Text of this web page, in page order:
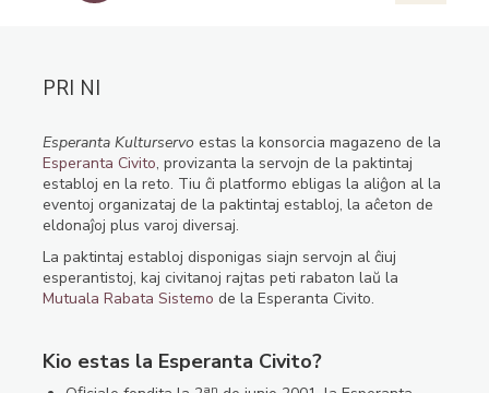
PRI NI
Esperanta Kulturservo estas la konsorcia magazeno de la
Esperanta Civito, provizanta la servojn de la paktintaj
establoj en la reto. Tiu ĉi platformo ebligas la aliĝon al la
eventoj organizataj de la paktintaj establoj, la aĉeton de
eldonaĵoj plus varoj diversaj.
La paktintaj establoj disponigas siajn servojn al ĉiuj
esperantistoj, kaj civitanoj rajtas peti rabaton laŭ la
Mutuala Rabata Sistemo de la Esperanta Civito.
Kio estas la Esperanta Civito?
an